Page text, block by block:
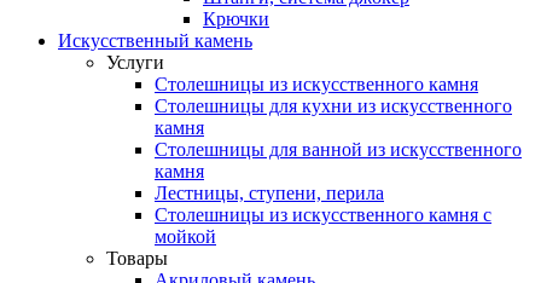
Крючки
Искусственный камень
Услуги
Столешницы из искусственного камня
Столешницы для кухни из искусственного
камня
Столешницы для ванной из искусственного
камня
Лестницы, ступени, перила
Столешницы из искусственного камня с
мойкой
Товары